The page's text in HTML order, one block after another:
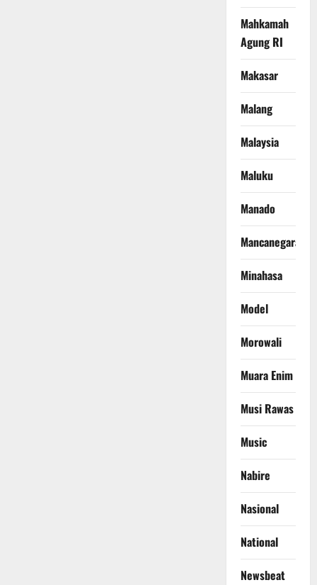
Mahkamah
Agung RI
Makasar
Malang
Malaysia
Maluku
Manado
Mancanegara
Minahasa
Model
Morowali
Muara Enim
Musi Rawas
Music
Nabire
Nasional
National
Newsbeat